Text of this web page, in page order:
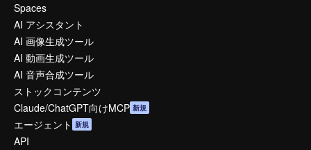
Spaces
AI アシスタント
AI 画像生成ツール
AI 動画生成ツール
AI 音声合成ツール
ストックコンテンツ
Claude/ChatGPT向けMCP 新規
エージェント 新規
API